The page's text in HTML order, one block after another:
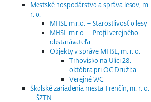
Mestské hospodárstvo a správa lesov, m.
r. o.
MHSL m.r.o. – Starostlivosť o lesy
MHSL m.r.o. – Profil verejného
obstarávateľa
Objekty v správe MHSL, m. r. o.
Trhovisko na Ulici 28.
októbra pri OC Družba
Verejné WC
Školské zariadenia mesta Trenčín, m. r. o.
– ŠZTN